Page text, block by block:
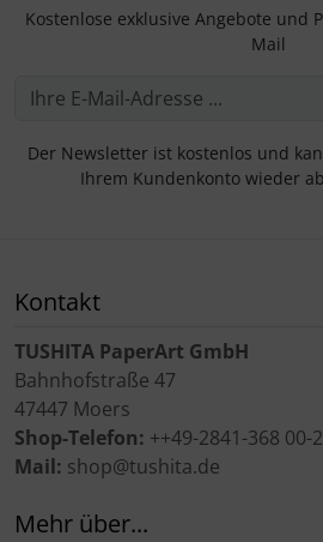
Kostenlose exklusive Angebote und
Mail
Der Newsletter ist kostenlos und
Ihrem Kundenkonto wieder
Kontakt
TUSHITA PaperArt GmbH
Bahnhofstraße 47
47447 Moers
Shop-Telefon: ++49-2841-368 00-
Mail: shop@tushita.de
Mehr über...